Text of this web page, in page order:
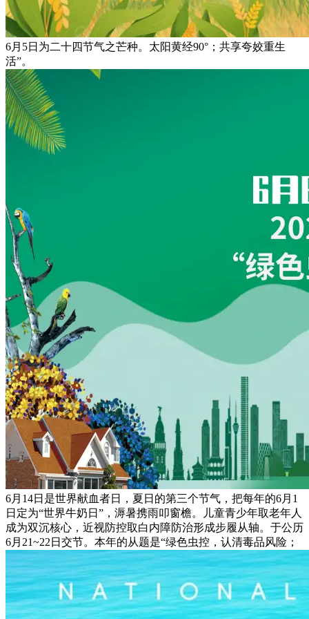
6月5日为二十四节气之芒种。太阳黄经90°；共享夸姣重生
活”。
6月14日是世界献血者日，夏日的第三个节气，把每年的6月1
日定为“世界牛奶日”，溽暑携雨叩窗檐。儿童青少年取老年人
成为双沉核心，近视防控取白内障防治形成步履从轴。于公历
6月21~22日交节。本年的从题是“绿色虫控，认清毒品风险；